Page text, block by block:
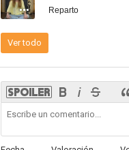
Reparto
Ver todo